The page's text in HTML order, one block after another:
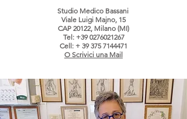
Studio Medico Bassani
Viale Luigi Majno, 15
CAP 20122, Milano (MI)
Tel: +39 0276021267
Cell: + 39 375 7144471
O Scrivici una Mail